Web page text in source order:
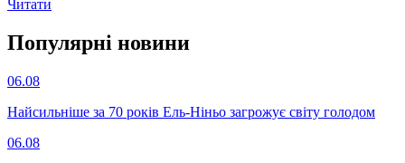
Читати
Популярнi новини
06.08
Найсильніше за 70 років Ель-Ніньо загрожує світу голодом
06.08